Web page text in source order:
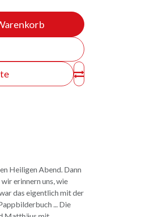
Heiligen Abend. Dann
erinnern uns, wie
das eigentlich mit der
... Die